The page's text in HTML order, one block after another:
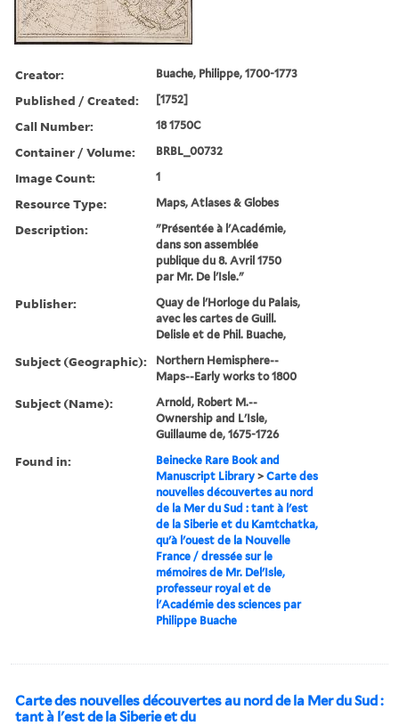
Creator: Buache, Philippe, 1700-1773
Published / Created: [1752]
Call Number: 18 1750C
Container / Volume: BRBL_00732
Image Count: 1
Resource Type: Maps, Atlases & Globes
Description:
"Présentée à l'Académie,
dans son assemblée
publique du 8. Avril 1750
par Mr. De l'Isle."
Publisher:
Quay de l'Horloge du Palais,
avec les cartes de Guill.
Delisle et de Phil. Buache,
Subject (Geographic):
Northern Hemisphere--
Maps--Early works to 1800
Subject (Name):
Arnold, Robert M.--
Ownership and L'Isle,
Guillaume de, 1675-1726
Found in:
Beinecke Rare Book and
Manuscript Library >Carte des
nouvelles découvertes au nord
de la Mer du Sud : tant à l'est
de la Siberie et du Kamtchatka,
qu'à l'ouest de la Nouvelle
France / dressée sur le
mémoires de Mr. Del'Isle,
professeur royal et de
l'Académie des sciences par
Philippe Buache
Carte des nouvelles découvertes au nord de la Mer du Sud :
tant à l'est de la Siberie et du